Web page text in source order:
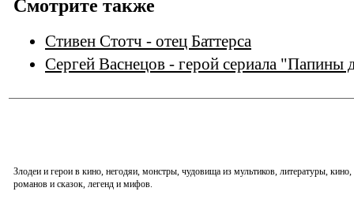
Смотрите также
Стивен Стотч - отец Баттерса
Сергей Васнецов - герой сериала "Папины
Злодеи и герои в кино, негодяи, монстры, чудовища из мультиков, литературы,
романов и сказок, легенд и мифов.